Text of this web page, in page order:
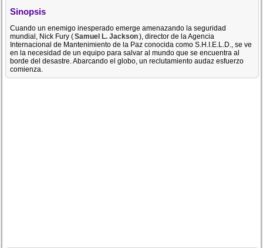
Sinopsis
Cuando un enemigo inesperado emerge amenazando la seguridad
mundial, Nick Fury (Samuel L. Jackson), director de la Agencia
Internacional de Mantenimiento de la Paz conocida como S.H.I.E.L.D., se ve
en la necesidad de un equipo para salvar al mundo que se encuentra al
borde del desastre. Abarcando el globo, un reclutamiento audaz esfuerzo
comienza.